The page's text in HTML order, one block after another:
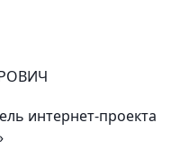
интернет-проекта